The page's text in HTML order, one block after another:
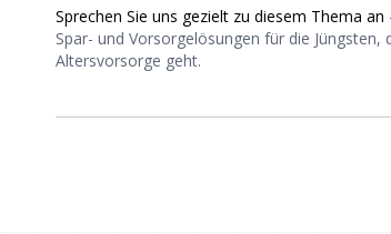
Sprechen Sie uns gezielt zu diesem Thema an
Spar- und Vorsorgelösungen für die
Altersvorsorge geht.